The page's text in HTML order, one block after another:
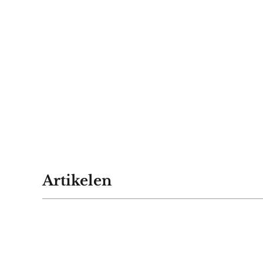
Artikelen